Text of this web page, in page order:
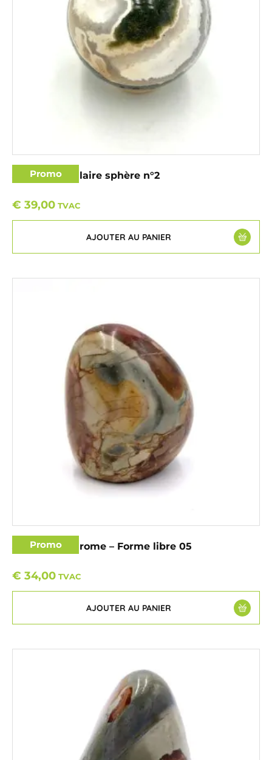
Promo
Jaspe Orbiculaire sphère n°2
€ 39,00 TVAC
AJOUTER AU PANIER
Promo
Jaspe Polychrome – Forme libre 05
€ 34,00 TVAC
AJOUTER AU PANIER